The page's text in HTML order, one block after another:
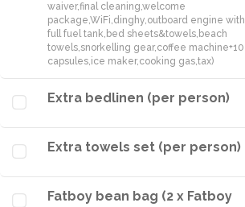
waiver,final cleaning,welcome
package,WiFi,dinghy,outboard engine with
full fuel tank,bed sheets&towels,beach
towels,snorkelling gear,coffee machine+10
capsules,ice maker,cooking gas,tax)
Extra bedlinen (per person)
Extra towels set (per person)
Fatboy bean bag (2 x Fatboy